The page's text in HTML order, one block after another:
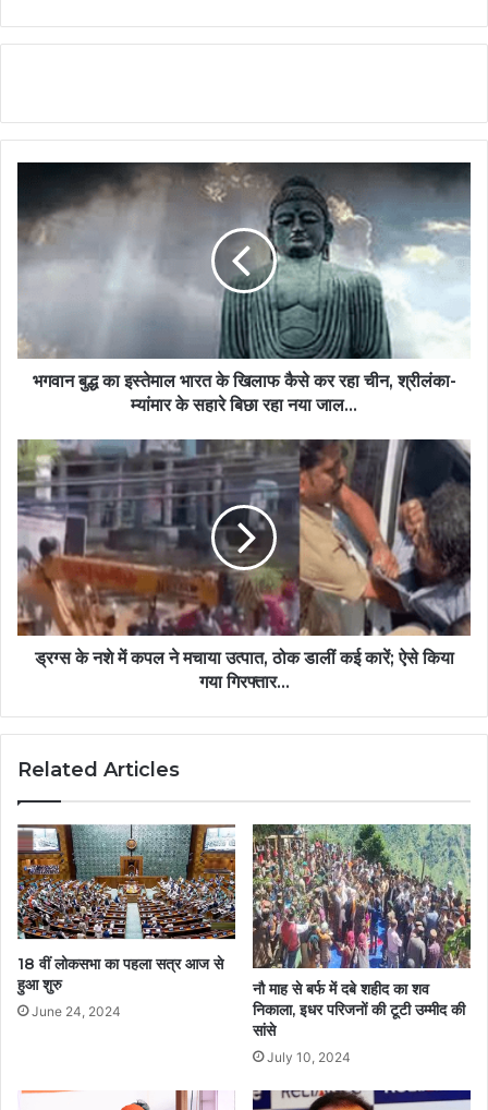
भगवान बुद्ध का इस्तेमाल भारत के खिलाफ कैसे कर रहा चीन, श्रीलंका-
म्यांमार के सहारे बिछा रहा नया जाल...
ड्रग्स के नशे में कपल ने मचाया उत्पात, ठोक डालीं कई कारें; ऐसे किया
गया गिरफ्तार...
Related Articles
18 वीं लोकसभा का पहला सत्र आज से
हुआ शुरु
June 24, 2024
नौ माह से बर्फ में दबे शहीद का शव
निकाला, इधर परिजनों की टूटी उम्मीद की
सांसे
July 10, 2024